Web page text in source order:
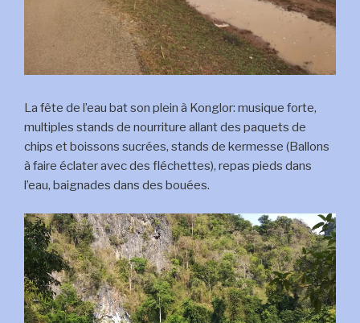
La fête de l’eau bat son plein à Konglor: musique forte,
multiples stands de nourriture allant des paquets de
chips et boissons sucrées, stands de kermesse (Ballons
à faire éclater avec des fléchettes), repas pieds dans
l’eau, baignades dans des bouées.